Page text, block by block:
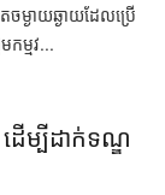
ម្ងាយ​ឆ្ងាយ​ដែល​​ប្រើ​
កម្មវ...
ើម្បី​ដាក់​ទណ្ឌ